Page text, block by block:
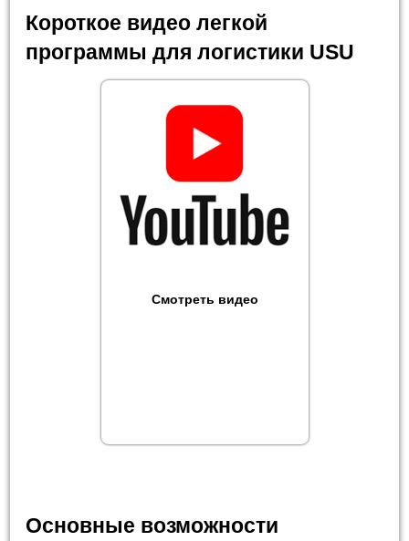
Короткое видео легкой
программы для логистики USU
Смотреть видео
Основные возможности